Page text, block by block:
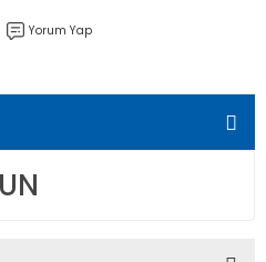
Yorum Yap